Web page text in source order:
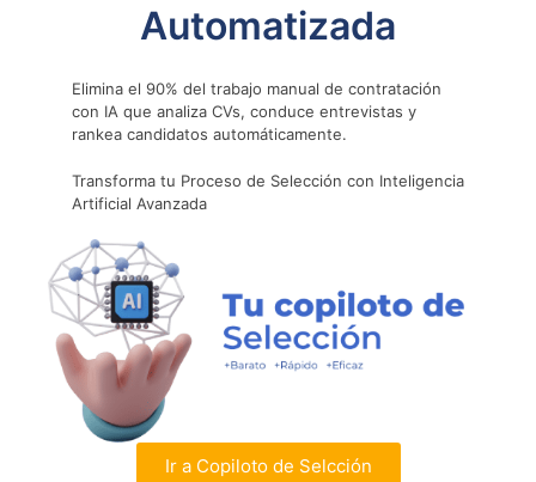
tradicionales: el desafío de
transformar desde dentro
Hoy más que nunca, liderar bien no trata solo de tomar
decisiones o dar órdenes. Liderar, de verdad, implica
conectar con las personas, inspirarlas, acompañarlas,
mostrarles que no están solas frente al caos que a
veces puede ser el trabajo. Y aunque suene idealista,
ese tipo de liderazgo —empático, humano, consciente
— es lo que muchas organizaciones están empezando
a valorar. Pero claro, no todas están listas.
Automatizada
Elimina el 90% del trabajo manual de contratación
con IA que analiza CVs, conduce entrevistas y
rankea candidatos automáticamente.
Transforma tu Proceso de Selección con Inteligencia
Artificial Avanzada
Ir a Copiloto de Selcción